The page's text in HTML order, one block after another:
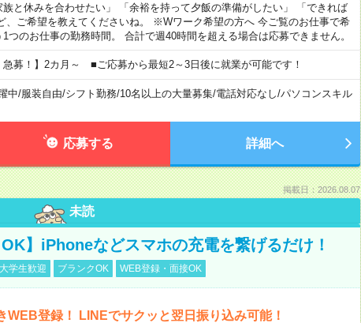
と休みを合わせたい」 「余裕を持って夕飯の準備がしたい」 「できれば
、ご希望を教えてくださいね。 ※Wワーク希望の方へ 今ご覧のお仕事で希
つのお仕事の勤務時間。 合計で週40時間を超える場合は応募できません。
急募！】2カ月～ ■ご応募から最短2～3日後に就業が可能です！
中/服装自由/シフト勤務/10名以上の大量募集/電話対応なし/パソコンスキル
応募する 詳細へ
掲載日：2026.08.07
未読
】iPhoneなどスマホの充電を繋げるだけ！
大学生歓迎 ブランクOK WEB登録・面接OK
WEB登録！ LINEでサクッと翌日振り込み可能！